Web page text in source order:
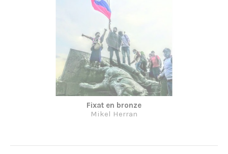
Fixat en bronze
Mikel Herran